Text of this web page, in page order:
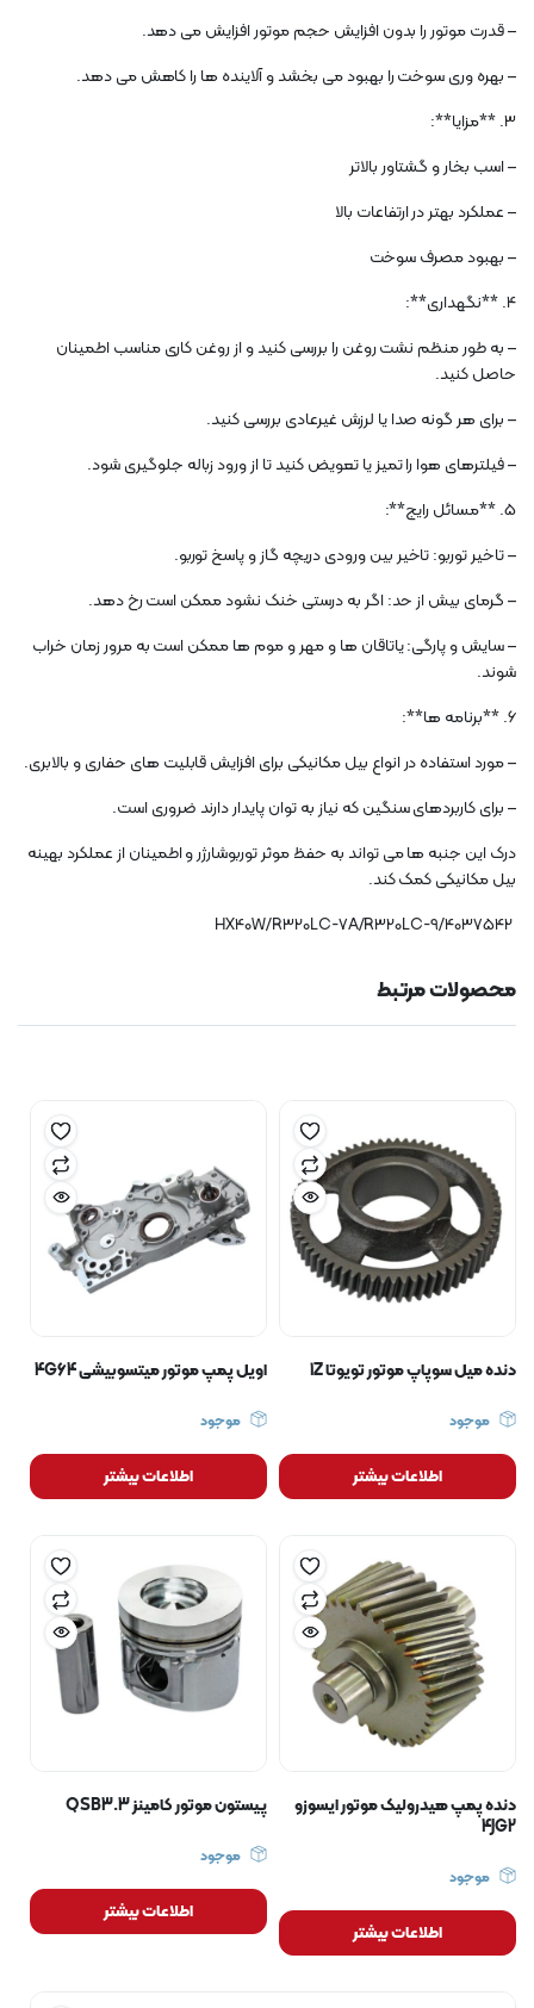
– قدرت موتور را بدون افزایش حجم موتور افزایش می دهد.
– بهره وری سوخت را بهبود می بخشد و آلاینده ها را کاهش می دهد.
3. **مزایا**:
– اسب بخار و گشتاور بالاتر
– عملکرد بهتر در ارتفاعات بالا
– بهبود مصرف سوخت
4. **نگهداری**:
– به طور منظم نشت روغن را بررسی کنید و از روغن کاری مناسب اطمینان
حاصل کنید.
– برای هر گونه صدا یا لرزش غیرعادی بررسی کنید.
– فیلترهای هوا را تمیز یا تعویض کنید تا از ورود زباله جلوگیری شود.
5. **مسائل رایج**:
– تاخیر توربو: تاخیر بین ورودی دریچه گاز و پاسخ توربو.
– گرمای بیش از حد: اگر به درستی خنک نشود ممکن است رخ دهد.
– سایش و پارگی: یاتاقان ها و مهر و موم ها ممکن است به مرور زمان خراب
شوند.
6. **برنامه ها**:
– مورد استفاده در انواع بیل مکانیکی برای افزایش قابلیت های حفاری و بالابری.
– برای کاربردهای سنگین که نیاز به توان پایدار دارند ضروری است.
درک این جنبه ها می تواند به حفظ موثر توربوشارژر و اطمینان از عملکرد بهینه
بیل مکانیکی کمک کند.
محصولات مرتبط
دنده میل سوپاپ موتور تویوتا 1Z
موجود
اطلاعات بیشتر
اویل پمپ موتور میتسوبیشی 4G64
موجود
اطلاعات بیشتر
دنده پمپ هیدرولیک موتور ایسوزو
4JG2
موجود
اطلاعات بیشتر
پیستون موتور کامینز QSB3.3
موجود
اطلاعات بیشتر